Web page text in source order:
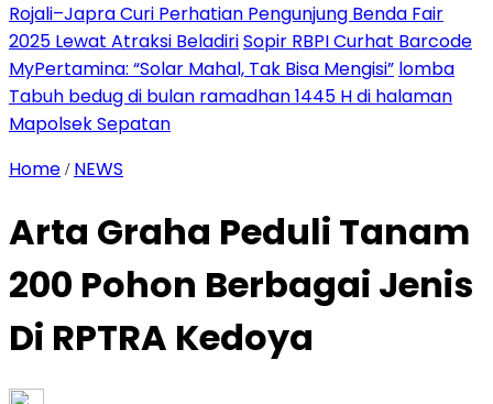
Rojali–Japra Curi Perhatian Pengunjung Benda Fair
2025 Lewat Atraksi BeladiriSopir RBPI Curhat Barcode
MyPertamina: “Solar Mahal, Tak Bisa Mengisi” lomba
Tabuh bedug di bulan ramadhan 1445 H di halaman
Mapolsek Sepatan
Home / NEWS
Arta Graha Peduli Tanam
200 Pohon Berbagai Jenis
Di RPTRA Kedoya